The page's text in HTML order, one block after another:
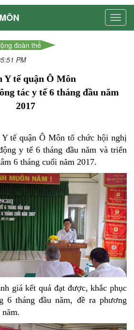
đoàn thể
PM
Y tế quận Ô Môn
tác y tế 6 tháng đầu năm
2017
tế quận Ô Môn tổ chức hội nghị
y tế 6 tháng đầu năm và triển
6 tháng cuối năm 2017.
giá kết quả đạt được, khắc phục
6 tháng đầu năm, đề ra phương